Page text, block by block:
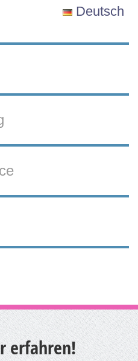
Deutsch
erfahren!